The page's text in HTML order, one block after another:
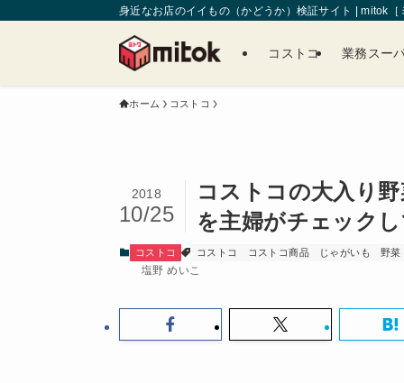
身近なお店のイイもの（かどうか）検証サイト | mitok［
コストコ 業務スー
ホーム コストコ
コストコの大入り
を主婦がチェック
2018
10/25
コストコ コストコ コストコ商品 じゃがいも 野菜
塩野 めいこ